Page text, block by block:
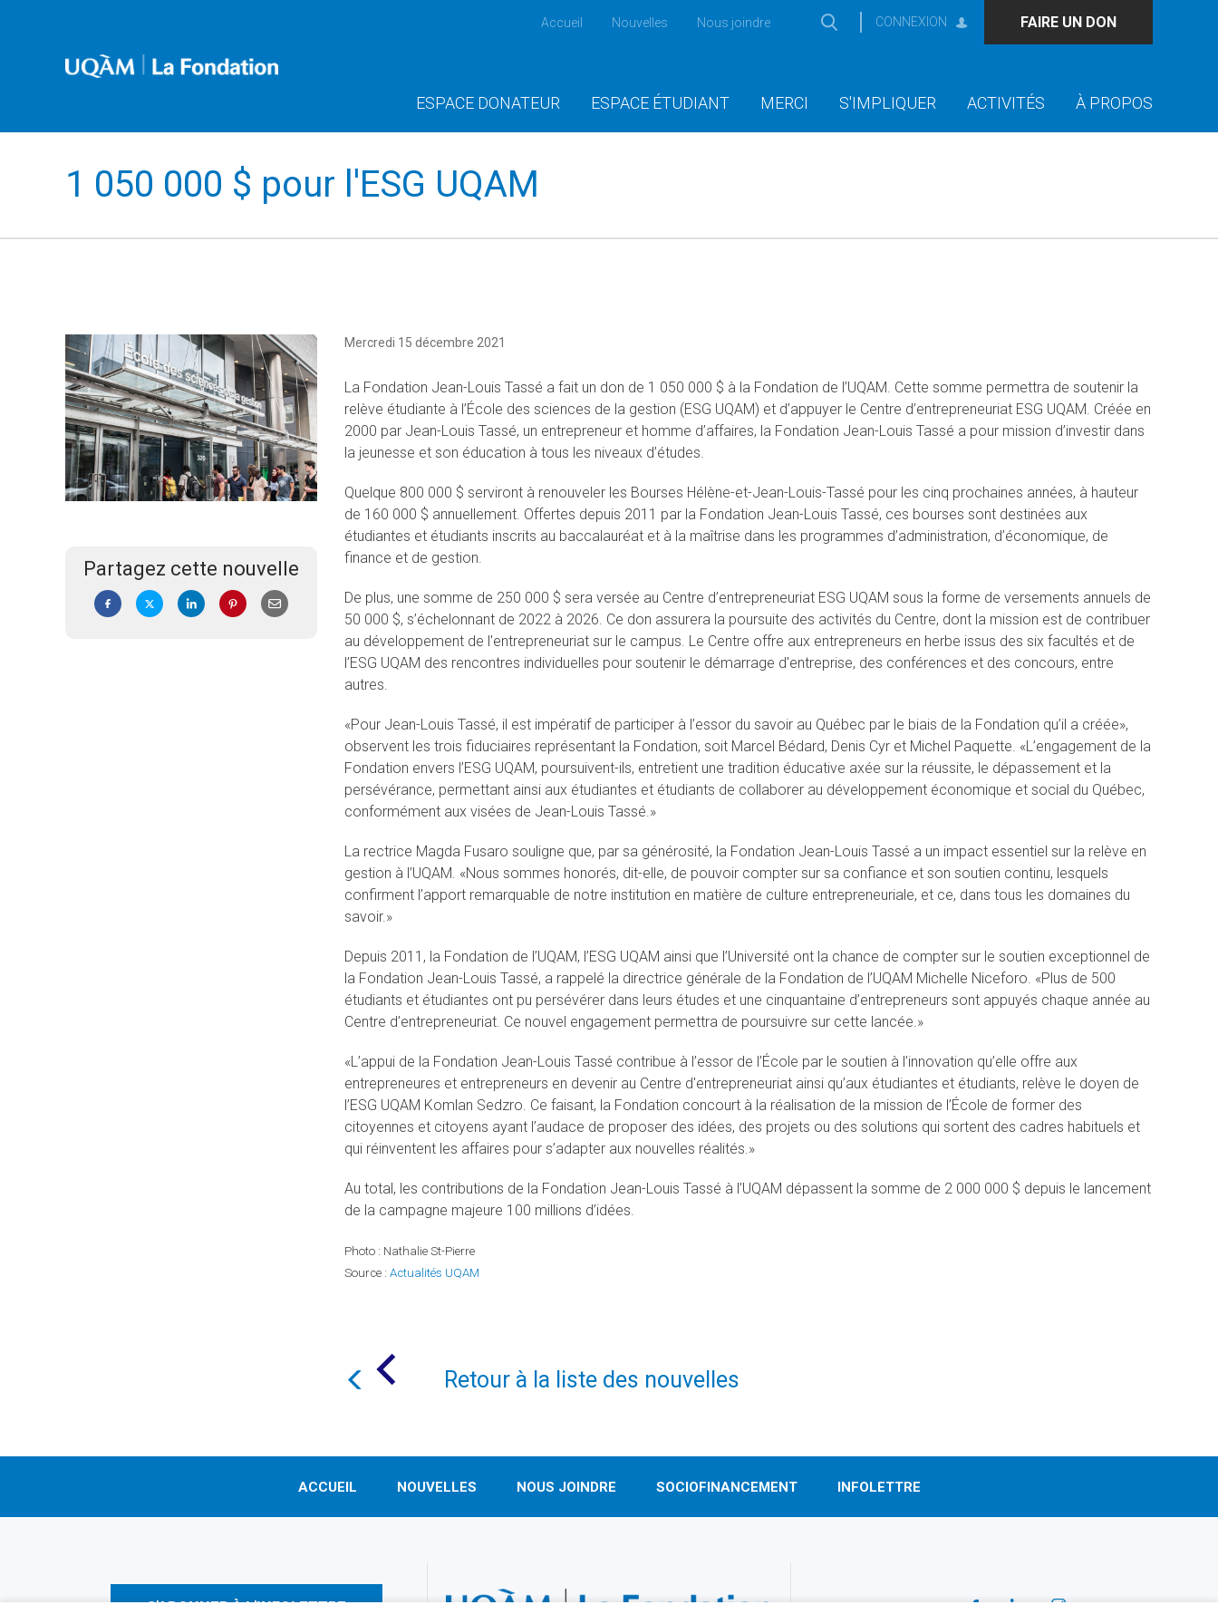
Accueil Nouvelles Nous joindre CONNEXION FAIRE UN DON
ESPACE DONATEUR ESPACE ÉTUDIANT MERCI S'IMPLIQUER ACTIVITÉS À PROPOS
1 050 000 $ pour l'ESG UQAM
Partagez cette nouvelle
Mercredi 15 décembre 2021
La Fondation Jean-Louis Tassé a fait un don de 1 050 000 $ à la Fondation de l’UQAM. Cette somme permettra de soutenir la
relève étudiante à l’École des sciences de la gestion (ESG UQAM) et d’appuyer le Centre d’entrepreneuriat ESG UQAM. Créée en
2000 par Jean-Louis Tassé, un entrepreneur et homme d’affaires, la Fondation Jean-Louis Tassé a pour mission d’investir dans
la jeunesse et son éducation à tous les niveaux d’études.
Quelque 800 000 $ serviront à renouveler les Bourses Hélène-et-Jean-Louis-Tassé pour les cinq prochaines années, à hauteur
de 160 000 $ annuellement. Offertes depuis 2011 par la Fondation Jean-Louis Tassé, ces bourses sont destinées aux
étudiantes et étudiants inscrits au baccalauréat et à la maîtrise dans les programmes d’administration, d’économique, de
finance et de gestion.
De plus, une somme de 250 000 $ sera versée au Centre d’entrepreneuriat ESG UQAM sous la forme de versements annuels de
50 000 $, s’échelonnant de 2022 à 2026. Ce don assurera la poursuite des activités du Centre, dont la mission est de contribuer
au développement de l'entrepreneuriat sur le campus. Le Centre offre aux entrepreneurs en herbe issus des six facultés et de
l’ESG UQAM des rencontres individuelles pour soutenir le démarrage d'entreprise, des conférences et des concours, entre
autres.
«Pour Jean-Louis Tassé, il est impératif de participer à l’essor du savoir au Québec par le biais de la Fondation qu’il a créée»,
observent les trois fiduciaires représentant la Fondation, soit Marcel Bédard, Denis Cyr et Michel Paquette. «L’engagement de la
Fondation envers l’ESG UQAM, poursuivent-ils, entretient une tradition éducative axée sur la réussite, le dépassement et la
persévérance, permettant ainsi aux étudiantes et étudiants de collaborer au développement économique et social du Québec,
conformément aux visées de Jean-Louis Tassé.»
La rectrice Magda Fusaro souligne que, par sa générosité, la Fondation Jean-Louis Tassé a un impact essentiel sur la relève en
gestion à l’UQAM. «Nous sommes honorés, dit-elle, de pouvoir compter sur sa confiance et son soutien continu, lesquels
confirment l’apport remarquable de notre institution en matière de culture entrepreneuriale, et ce, dans tous les domaines du
savoir.»
Depuis 2011, la Fondation de l’UQAM, l’ESG UQAM ainsi que l’Université ont la chance de compter sur le soutien exceptionnel de
la Fondation Jean-Louis Tassé, a rappelé la directrice générale de la Fondation de l’UQAM Michelle Niceforo. «Plus de 500
étudiants et étudiantes ont pu persévérer dans leurs études et une cinquantaine d’entrepreneurs sont appuyés chaque année au
Centre d’entrepreneuriat. Ce nouvel engagement permettra de poursuivre sur cette lancée.»
«L’appui de la Fondation Jean-Louis Tassé contribue à l’essor de l’École par le soutien à l’innovation qu’elle offre aux
entrepreneures et entrepreneurs en devenir au Centre d'entrepreneuriat ainsi qu’aux étudiantes et étudiants, relève le doyen de
l’ESG UQAM Komlan Sedzro. Ce faisant, la Fondation concourt à la réalisation de la mission de l’École de former des
citoyennes et citoyens ayant l’audace de proposer des idées, des projets ou des solutions qui sortent des cadres habituels et
qui réinventent les affaires pour s’adapter aux nouvelles réalités.»
Au total, les contributions de la Fondation Jean-Louis Tassé à l’UQAM dépassent la somme de 2 000 000 $ depuis le lancement
de la campagne majeure 100 millions d’idées.
Photo : Nathalie St-Pierre
Source : Actualités UQAM
Retour à la liste des nouvelles
ACCUEIL NOUVELLES NOUS JOINDRE SOCIOFINANCEMENT INFOLETTRE
S'ABONNER À L'INFOLETTRE SUIVEZ-NOUS!